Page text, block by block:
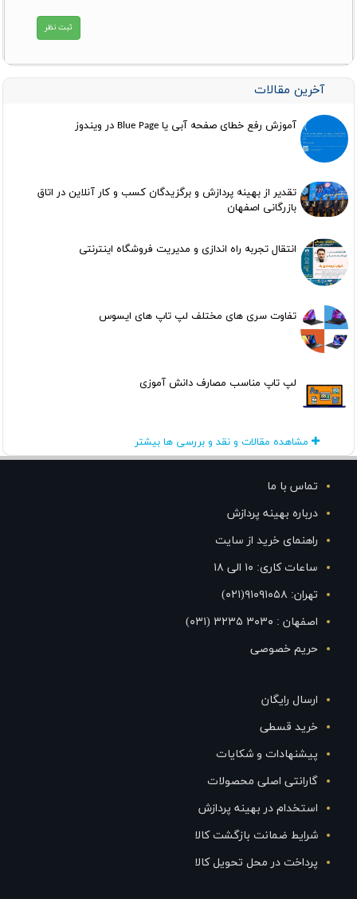
آخرین مقالات
آموزش رفع خطای صفحه آبی یا Blue Page در ویندوز
تقدیر از بهینه پردازش و برگزیدگان کسب و کار آنلاین در اتاق
بازرگانی اصفهان
انتقال تجربه راه اندازی و مدیریت فروشگاه اینترنتی
تفاوت سری های مختلف لپ تاپ های ایسوس
لپ تاپ مناسب مصارف دانش آموزی
مشاهده مقالات و نقد و بررسی ها بیشتر
تماس با ما
درباره بهینه پردازش
راهنمای خرید از سایت
ساعات کاری: ۱۰ الی ۱۸
تهران: ۹۱۰۹۱۰۵۸(۰۲۱)
اصفهان : ۳۰۳۰ ۳۲۳۵ (۰۳۱)
حریم خصوصی
ارسال رایگان
خرید قسطی
پیشنهادات و شکایات
گارانتی اصلی محصولات
استخدام در بهینه پردازش
شرایط ضمانت بازگشت کالا
پرداخت در محل تحویل کالا